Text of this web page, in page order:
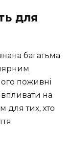
для
багатьма
поживні
впливати на
для тих, хто